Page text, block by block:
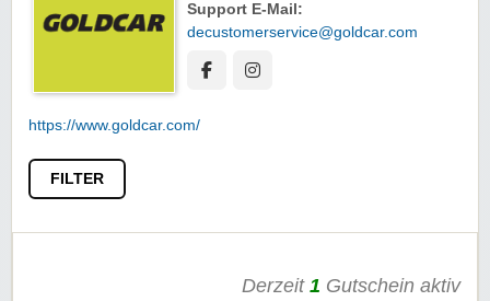
Support E-Mail:
decustomerservice@goldcar.com
https://www.goldcar.com/
FILTER
Derzeit 1 Gutschein aktiv